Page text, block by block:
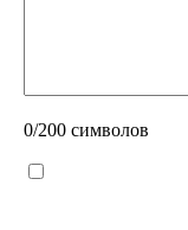
0/200 символов